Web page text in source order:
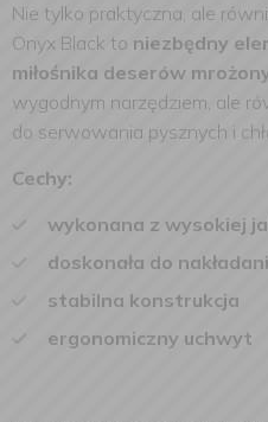
Nie tylko praktyczna, ale
Onyx Black to niezbędny
miłośnika deserów
wygodnym narzędziem, ale
do serwowania pysznych i
Cechy:
wykonana z wysokiej
doskonała do
stabilna konstrukcja
ergonomiczny uchwyt